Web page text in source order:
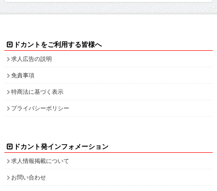
ドカントをご利用する皆様へ
求人広告の説明
免責事項
特商法に基づく表示
プライバシーポリシー
ドカント発インフォメーション
求人情報掲載について
お問い合わせ